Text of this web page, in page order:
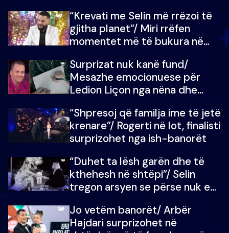
“Krevati me Selin më rrëzoi të
gjitha planet”/ Miri rrëfen
momentet më të bukura në
mungojë zilja e mëngjesit kur…
Surprizat nuk kanë fund/
Mesazhe emocionuese për
Ledion Liçon nga nëna dhe
mban dot lotët: Nuk meritoj…
“Shpresoj që familja ime të jetë
krenare”/ Rogerti në lot, finalisti
surprizohet nga ish-banorët
“Duhet ta lësh garën dhe të
kthehesh në shtëpi”/ Selin
tregon arsyen se përse nuk e
çoja luftën time deri në fund
Jo vetëm banorët/ Arbër
Hajdari surprizohet në